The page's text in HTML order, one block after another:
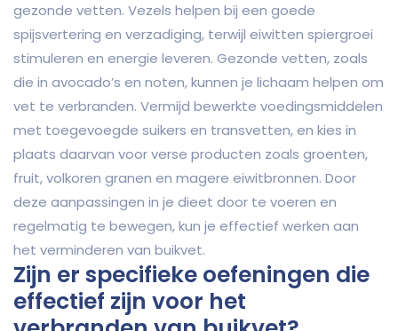
gezonde vetten. Vezels helpen bij een goede
spijsvertering en verzadiging, terwijl eiwitten spiergroei
stimuleren en energie leveren. Gezonde vetten, zoals
die in avocado’s en noten, kunnen je lichaam helpen om
vet te verbranden. Vermijd bewerkte voedingsmiddelen
met toegevoegde suikers en transvetten, en kies in
plaats daarvan voor verse producten zoals groenten,
fruit, volkoren granen en magere eiwitbronnen. Door
deze aanpassingen in je dieet door te voeren en
regelmatig te bewegen, kun je effectief werken aan
het verminderen van buikvet.
Zijn er specifieke oefeningen die
effectief zijn voor het